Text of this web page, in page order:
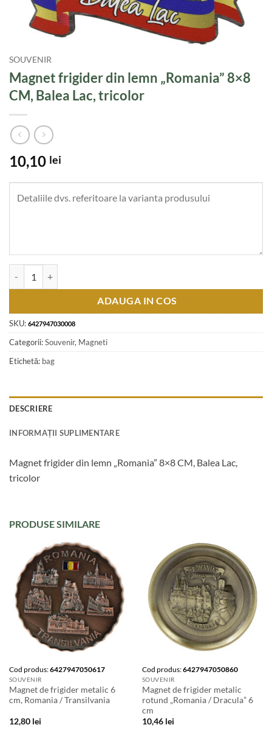
SOUVENIR
Magnet frigider din lemn „Romania” 8×8
CM, Balea Lac, tricolor
10,10 lei
ADAUGA IN COS
SKU: 6427947030008
Categorii:Souvenir, Magneti
Etichetă: bag
DESCRIERE
INFORMAȚII SUPLIMENTARE
Magnet frigider din lemn „Romania” 8×8 CM, Balea Lac,
tricolor
PRODUSE SIMILARE
Cod produs:6427947050617
SOUVENIR
Magnet de frigider metalic 6
cm, Romania / Transilvania
12,80 lei
Cod produs:6427947050860
SOUVENIR
Magnet de frigider metalic
rotund „Romania / Dracula” 6
cm
10,46 lei